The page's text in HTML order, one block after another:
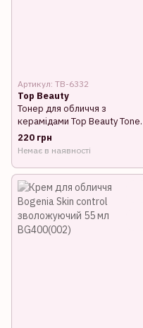
Артикул: TB-6332
Top Beauty
Тонер для обличчя з
керамідами Top Beauty Toner
Ceramide Facial заспокійливий
200 мл
220 грн
Немає в наявності